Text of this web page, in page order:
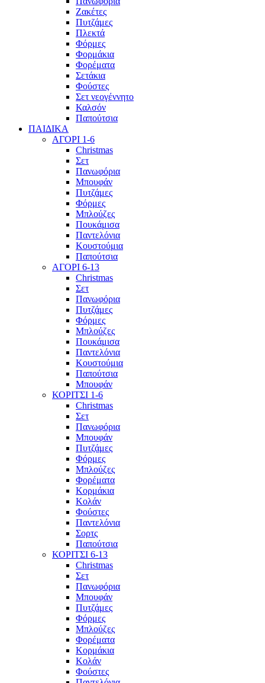
Ζακέτες
Πυτζάμες
Πλεκτά
Φόρμες
Φορμάκια
Φορέματα
Σετάκια
Φούστες
Σετ νεογέννητο
Καλσόν
Παπούτσια
ΠΑΙΔΙΚΑ
ΑΓΟΡΙ 1-6
Christmas
Σετ
Πανωφόρια
Μπουφάν
Πυτζάμες
Φόρμες
Μπλούζες
Πουκάμισα
Παντελόνια
Κουστούμια
Παπούτσια
ΑΓΟΡΙ 6-13
Christmas
Σετ
Πανωφόρια
Πυτζάμες
Φόρμες
Μπλούζες
Πουκάμισα
Παντελόνια
Κουστούμια
Παπούτσια
Μπουφάν
ΚΟΡΙΤΣΙ 1-6
Christmas
Σετ
Πανωφόρια
Μπουφάν
Πυτζάμες
Φόρμες
Μπλούζες
Φορέματα
Κορμάκια
Κολάν
Φούστες
Παντελόνια
Σορτς
Παπούτσια
ΚΟΡΙΤΣΙ 6-13
Christmas
Σετ
Πανωφόρια
Μπουφάν
Πυτζάμες
Φόρμες
Μπλούζες
Φορέματα
Κορμάκια
Κολάν
Φούστες